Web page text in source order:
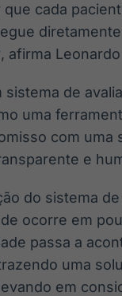
Em breve
BroadFast
Em breve
Gestão de
cada
afirma
sistema de
uma
com uma
e
do sistema
ocorre em
passa a
uma
em